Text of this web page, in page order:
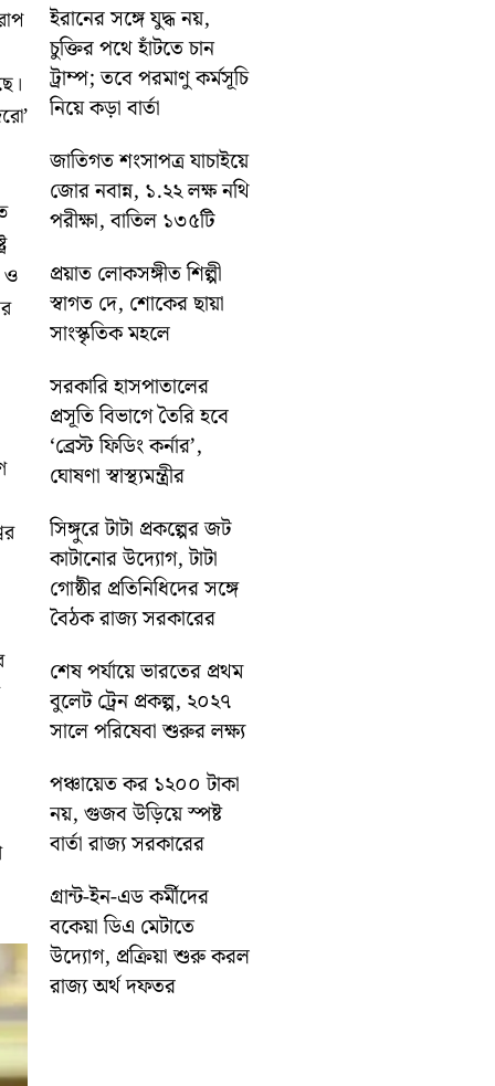
ও
ইরানের সঙ্গে যুদ্ধ নয়,
চুক্তির পথে হাঁটতে চান
ট্রাম্প; তবে পরমাণু কর্মসূচি
নিয়ে কড়া বার্তা
জাতিগত শংসাপত্র যাচাইয়ে
জোর নবান্ন, ১.২২ লক্ষ নথি
পরীক্ষা, বাতিল ১৩৫টি
প্রয়াত লোকসঙ্গীত শিল্পী
স্বাগত দে, শোকের ছায়া
সাংস্কৃতিক মহলে
সরকারি হাসপাতালের
প্রসূতি বিভাগে তৈরি হবে
‘ব্রেস্ট ফিডিং কর্নার’,
ঘোষণা স্বাস্থ্যমন্ত্রীর
সিঙ্গুরে টাটা প্রকল্পের জট
কাটানোর উদ্যোগ, টাটা
গোষ্ঠীর প্রতিনিধিদের সঙ্গে
বৈঠক রাজ্য সরকারের
শেষ পর্যায়ে ভারতের প্রথম
বুলেট ট্রেন প্রকল্প, ২০২৭
সালে পরিষেবা শুরুর লক্ষ্য
পঞ্চায়েত কর ১২০০ টাকা
নয়, গুজব উড়িয়ে স্পষ্ট
বার্তা রাজ্য সরকারের
গ্রান্ট-ইন-এড কর্মীদের
বকেয়া ডিএ মেটাতে
উদ্যোগ, প্রক্রিয়া শুরু করল
রাজ্য অর্থ দফতর